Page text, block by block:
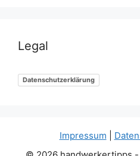
Legal
Datenschutzerklärung
Impressum